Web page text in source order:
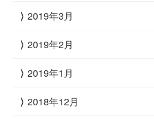
2019年3月
2019年2月
2019年1月
2018年12月